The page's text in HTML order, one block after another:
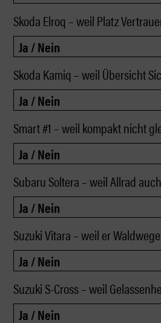
Skoda Elroq – weil Platz
Skoda Kamiq – weil Übersicht
Smart #1 – weil kompakt nicht
Subaru Soltera – weil Allrad
Suzuki Vitara – weil er
Suzuki S-Cross – weil